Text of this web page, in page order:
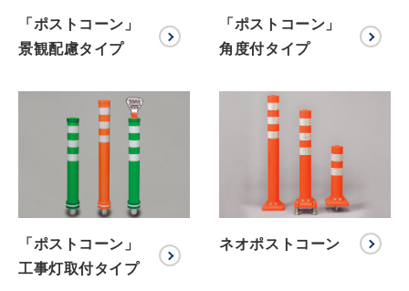
「ポストコーン」
景観配慮タイプ
「ポストコーン」
角度付タイプ
「ポストコーン」
工事灯取付タイプ
ネオポストコーン